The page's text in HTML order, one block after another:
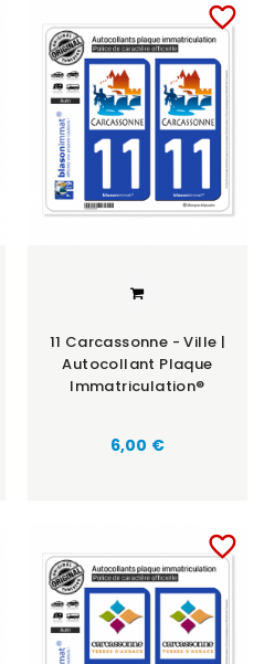
favorite_border
11 Carcassonne - Ville |
Autocollant Plaque
Immatriculation®
6,00 €
favorite_border